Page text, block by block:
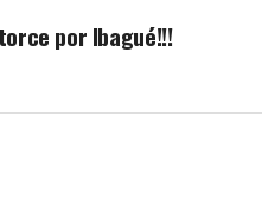
por Ibagué!!!